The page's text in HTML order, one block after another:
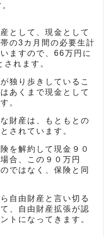
として、現金として
の3カ月間の必要生計
ますので、66万円に
れます。
独り歩きしているこ
あくまで現金として
。
財産は、もともとの
されています。
を解約して現金９０
合、この９０万円
ではなく、保険と同
自由財産と言い切る
、自由財産拡張が認
トになってきます。